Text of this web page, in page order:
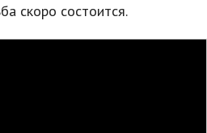
скоро состоится.